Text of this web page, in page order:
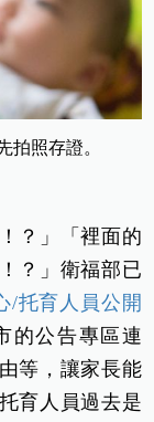
拍照存證。
？」「裡面的
？」衛福部已
/托育人員公開
的公告專區連
等，讓家長能
育人員過去是